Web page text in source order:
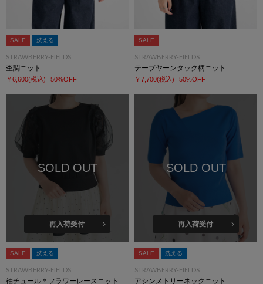
SALE 洗える
STRAWBERRY-FIELDS
杢調ニット
￥6,600(税込) 50%OFF
SALE
STRAWBERRY-FIELDS
テープヤーンタック柄ニット
￥7,700(税込) 50%OFF
SOLD OUT
再入荷受付
SALE 洗える
STRAWBERRY-FIELDS
袖チュール＊フラワーレースニット
SOLD OUT
再入荷受付
SALE 洗える
STRAWBERRY-FIELDS
アシンメトリーネックニット